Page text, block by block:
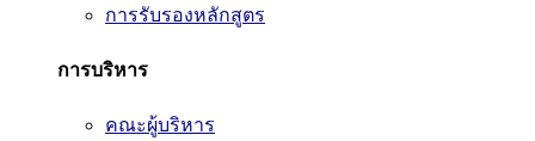
การรับรองหลักสูตร
การบริหาร
คณะผู้บริหาร